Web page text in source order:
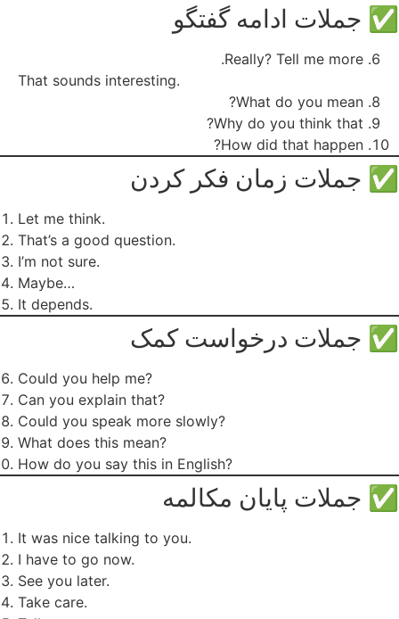
✅ جملات ادامه گفتگو
Really? Tell me more.
That sounds interesting.
What do you mean?
Why do you think that?
How did that happen?
✅ جملات زمان فکر کردن
Let me think.
That’s a good question.
I’m not sure.
Maybe…
It depends.
✅ جملات درخواست کمک
Could you help me?
Can you explain that?
Could you speak more slowly?
What does this mean?
How do you say this in English?
✅ جملات پایان مکالمه
It was nice talking to you.
I have to go now.
See you later.
Take care.